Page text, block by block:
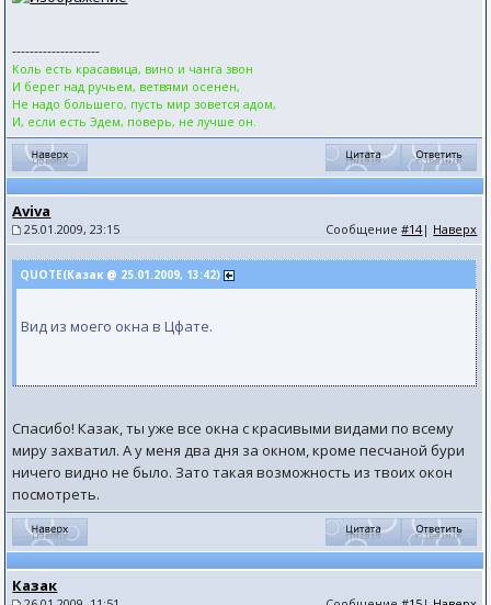
--------------------
Коль есть красавица, вино и чанга звон
И берег над ручьем, ветвями осенен,
Не надо большего, пусть мир зовется адом,
И, если есть Эдем, поверь, не лучше он.
Aviva
25.01.2009, 23:15 Сообщение#14| Наверх
QUOTE(Казак @ 25.01.2009, 13:42)
Вид из моего окна в Цфате.
Спасибо! Казак, ты уже все окна с красивыми видами по всему
миру захватил. А у меня два дня за окном, кроме песчаной бури
ничего видно не было. Зато такая возможность из твоих окон
посмотреть.
Казак